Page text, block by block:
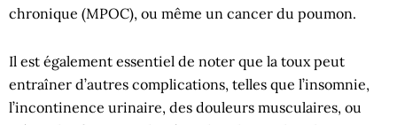
chronique (MPOC), ou même un cancer du poumon.
Il est également essentiel de noter que la toux peut
entraîner d’autres complications, telles que l’insomnie,
l’incontinence urinaire, des douleurs musculaires, ou